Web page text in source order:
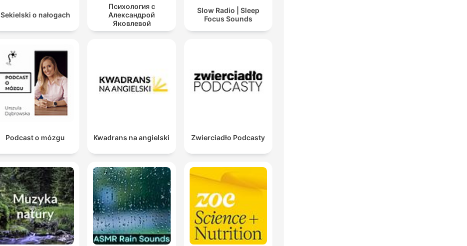
Sekielski o nałogach
Психология с
Александрой
Яковлевой
Slow Radio | Sleep
Focus Sounds
Podcast o mózgu Kwadrans na angielski Zwierciadło Podcasty